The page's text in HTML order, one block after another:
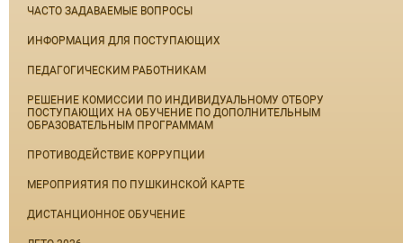
ЧАСТО ЗАДАВАЕМЫЕ ВОПРОСЫ
ИНФОРМАЦИЯ ДЛЯ ПОСТУПАЮЩИХ
ПЕДАГОГИЧЕСКИМ РАБОТНИКАМ
РЕШЕНИЕ КОМИССИИ ПО ИНДИВИДУАЛЬНОМУ ОТБОРУ
ПОСТУПАЮЩИХ НА ОБУЧЕНИЕ ПО ДОПОЛНИТЕЛЬНЫМ
ОБРАЗОВАТЕЛЬНЫМ ПРОГРАММАМ
ПРОТИВОДЕЙСТВИЕ КОРРУПЦИИ
МЕРОПРИЯТИЯ ПО ПУШКИНСКОЙ КАРТЕ
ДИСТАНЦИОННОЕ ОБУЧЕНИЕ